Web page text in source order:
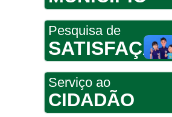
Pesquisa de
SATISFAÇÃO
Serviço ao
CIDADÃO